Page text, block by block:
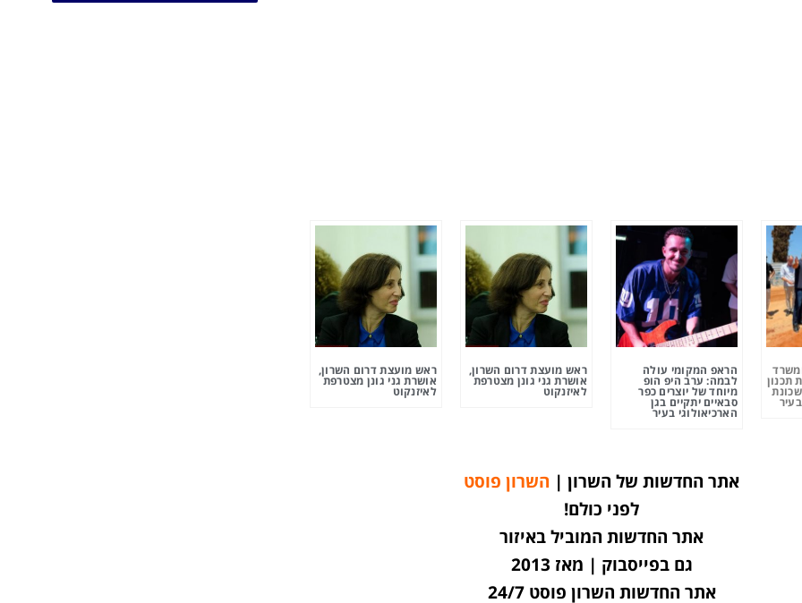
תכנון
הראפ המקומי עולה
לבמה: ערב היפ הופ
מיוחד של יוצרים כפר
סבאיים יתקיים בגן
הארכיאולוגי בעיר
ראש מועצת דרום השרון,
אושרת גני גונן מצטרפת
לאיזנקוט
ראש מועצת דרום השרון,
אושרת גני גונן מצטרפת
לאיזנקוט
אתר החדשות של השרון | השרון פוסט
לפני כולם!
אתר החדשות המוביל באיזור
גם בפייסבוק | מאז 2013
אתר החדשות השרון פוסט 24/7